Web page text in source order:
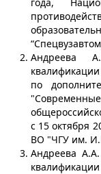
Андреева
по
с 15 октября
ВО "ЧГУ им.
Андреева